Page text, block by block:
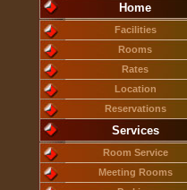
Home
Facilities
Rooms
Rates
Location
Reservations
Services
Room Service
Meeting Rooms